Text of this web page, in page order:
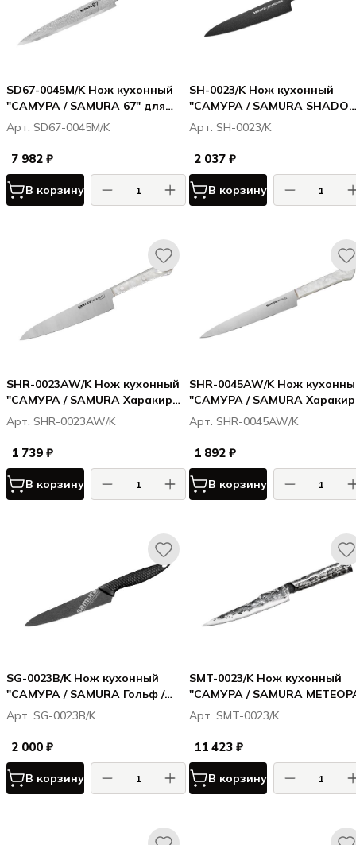
SD67-0045M/K Нож кухонный
"САМУРА / SAMURA 67" для
нарезки 195 мм, дамаск 67
слоев, микарта
Арт. SD67-0045M/K
7 982 ₽
В корзину
SH-0023/K Нож кухонный
"САМУРА / SAMURA
универсальный с покр.
coating 150мм, AUS-8, ABS
пластик
Арт. SH-0023/K
2 037 ₽
В корзину
SHR-0023AW/K Нож кухонный
"САМУРА / SAMURA Харакири /
Harakiri" универсальный 150
мм, корроз.-стойкая сталь,
белый акрил
Арт. SHR-0023AW/K
1 739 ₽
В корзину
SHR-0045AW/K Нож
"САМУРА / SAMURA
Harakiri" для нарезки 196
корроз.-стойкая
акрил
Арт. SHR-0045AW/K
1 892 ₽
В корзину
SG-0023B/K Нож кухонный
"САМУРА / SAMURA Гольф /
Golf Stonewash"
универсальный 158 мм, AUS-8
Арт. SG-0023B/K
2 000 ₽
В корзину
SMT-0023/K Нож кухонный
"САМУРА / SAMURA
METEORA" универсальный
мм, VG-10, 5 слоёв
Арт. SMT-0023/K
11 423 ₽
В корзину